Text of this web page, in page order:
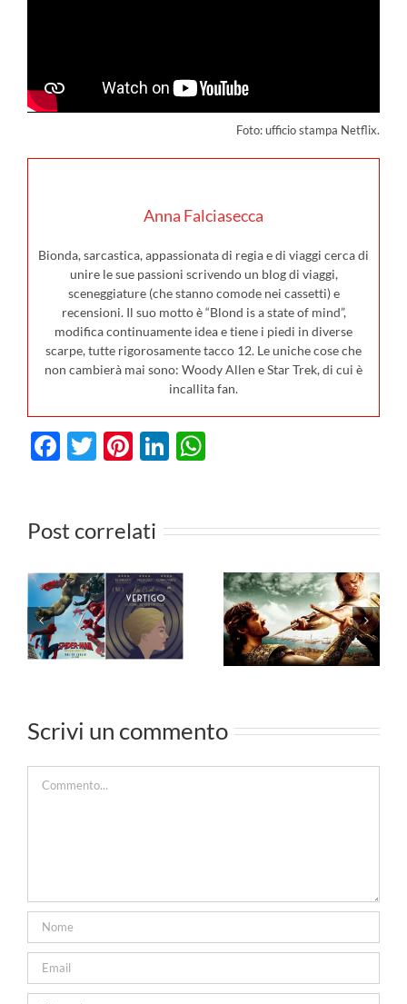
Foto: ufficio stampa Netflix.
Anna Falciasecca
Bionda, sarcastica, appassionata di regia e di viaggi cerca di
unire le sue passioni scrivendo un blog di viaggi,
sceneggiature (che stanno comode nei cassetti) e
recensioni. Il suo motto è “Blond is a state of mind”,
modifica continuamente idea e tiene i piedi in diverse
scarpe, tutte rigorosamente tacco 12. Le uniche cose che
non cambierà mai sono: Woody Allen e Star Trek, di cui è
incallita fan.
Facebook
Twitter
Pinterest
LinkedIn
Post correlati
il 23
da
di
e
in
uscita al
cinema il 6
agosto: da
Hokum a
Borgo, ecco
sala!
I
vedere
dal 3
Scrivi un commento
Commento